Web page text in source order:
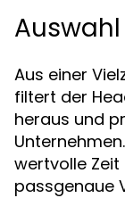
Aus einer
filtert der
heraus und
wertvolle
passgenaue